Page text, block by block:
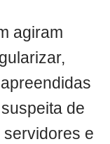
agiram
de
e